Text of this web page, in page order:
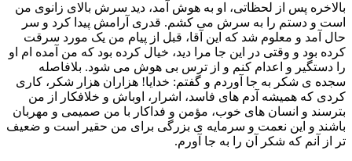
بالاخره پس از لحظاتی، او به هوش آمد، دید سرش بالای زانوی من
است و دستم را به سرش می کشم. قدری آرامش پیدا کرد و سر
حال آمد و معلوم شد که این آقا، قبل از پیام من یک مورد سرقت
کرده بود و وقتی در این جا مرا دید، خیال کرده بود که من آمده ام او
را دستگیر و اعدام کنم و از ترس بی هوش می شود. بلافاصله
سجده ی شکر به جا آوردم و گفتم: خدایا! هزاران هزار شکر، کاری
کردی که همیشه آدم های فاسد، اشرار، اوباش و خلافکار از من
بترسند و انسان های خوب، مؤمن و فداکار با من صمیمی و مهربان
باشند و این نعمت و سرمایه ی بزرگی برای من حقیر است و ضعیف
تر از آنم که شکر آن را به جا آورم.